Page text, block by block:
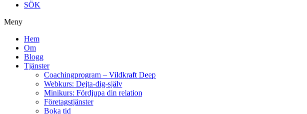
SÖK
Meny
Hem
Om
Blogg
Tjänster
Coachingprogram – Vildkraft Deep
Webkurs: Dejta-dig-själv
Minikurs: Fördjupa din relation
Företagstjänster
Boka tid